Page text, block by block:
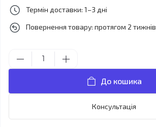
Термін доставки: 1–3 дні
Повернення товару: протягом 2 тижнів
До кошика
Консультація